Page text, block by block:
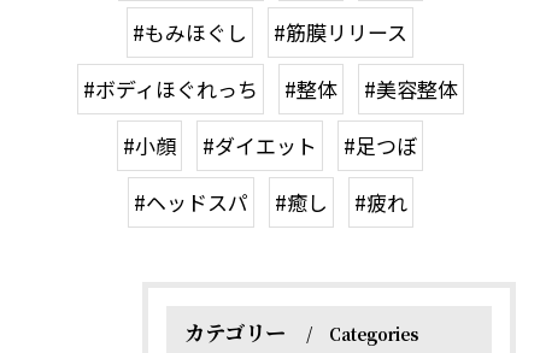
#もみほぐし
#筋膜リリース
#ボディほぐれっち
#整体
#美容整体
#小顔
#ダイエット
#足つぼ
#ヘッドスパ
#癒し #疲れ
カテゴリー Categories